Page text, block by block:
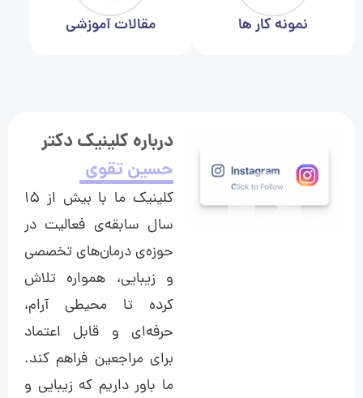
نمونه کار ها مقالات آموزشی
درباره کلینیک دکتر
حسین تقوی
کلینیک ما با بیش از ۱۵
سال سابقه‌ی فعالیت در
حوزه‌ی درمان‌های تخصصی
و زیبایی، همواره تلاش
کرده تا محیطی آرام،
حرفه‌ای و قابل اعتماد
برای مراجعین فراهم کند.
ما باور داریم که زیبایی و